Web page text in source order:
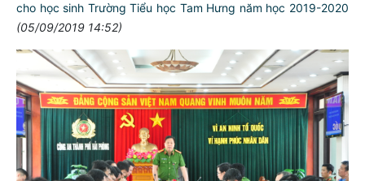
cho học sinh Trường Tiểu học Tam Hưng năm học 2019-2020
(05/09/2019 14:52)